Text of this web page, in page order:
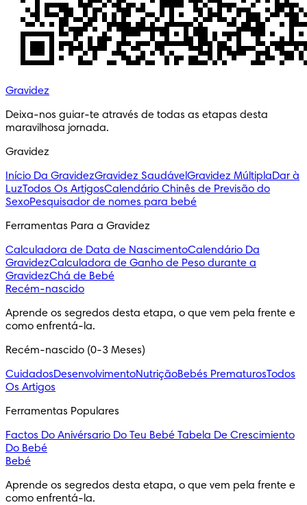
Gravidez
Deixa-nos guiar-te através de todas as etapas desta
maravilhosa jornada.
Gravidez
Início Da GravidezGravidez SaudávelGravidez MúltiplaDar à
LuzTodos Os ArtigosCalendário Chinês de Previsão do
SexoPesquisador de nomes para bebé
Ferramentas Para a Gravidez
Calculadora de Data de NascimentoCalendário Da
GravidezCalculadora de Ganho de Peso durante a
GravidezChá de Bebé
Recém-nascido
Aprende os segredos desta etapa, o que vem pela frente e
como enfrentá-la.
Recém-nascido (0-3 Meses)
CuidadosDesenvolvimentoNutriçãoBebés PrematurosTodos
Os Artigos
Ferramentas Populares
Factos Do Anivérsario Do Teu Bebé Tabela De Crescimiento
Do Bebé
Bebé
Aprende os segredos desta etapa, o que vem pela frente e
como enfrentá-la.